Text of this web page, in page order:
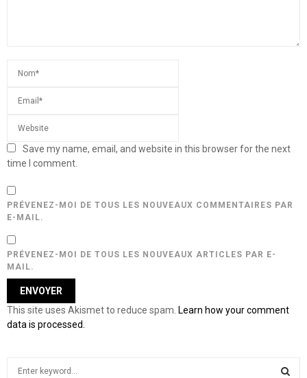
Save my name, email, and website in this browser for the next
time I comment.
PRÉVENEZ-MOI DE TOUS LES NOUVEAUX COMMENTAIRES PAR
E-MAIL.
PRÉVENEZ-MOI DE TOUS LES NOUVEAUX ARTICLES PAR E-
MAIL.
This site uses Akismet to reduce spam. Learn how your comment
data is processed.